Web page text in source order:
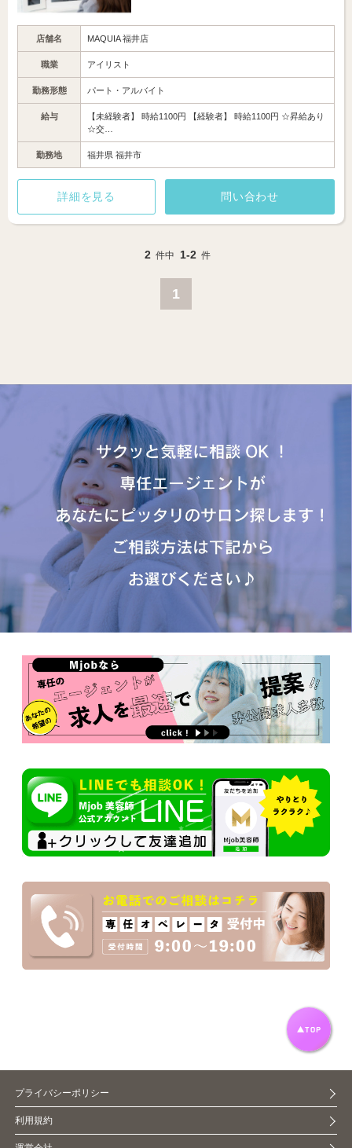
店舗名 MAQUIA 福井店
職業 アイリスト
勤務形態 パート・アルバイト
給与
【未経験者】 時給1100円 【経験者】 時給1100円 ☆昇給あり
☆交…
勤務地 福井県 福井市
詳細を見る 問い合わせ
2 件中 1-2 件
1
プライバシーポリシー
利用規約